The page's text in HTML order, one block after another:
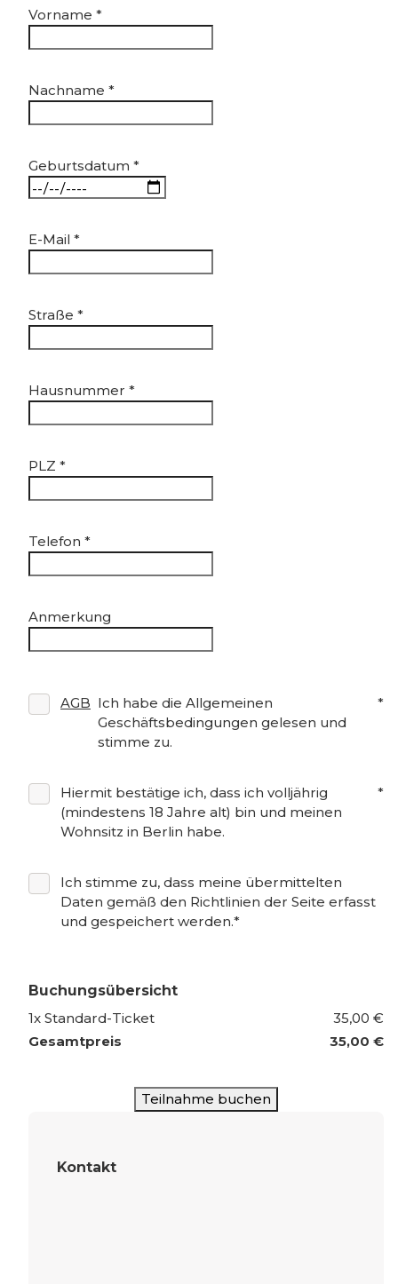
Vorname *
Nachname *
Geburtsdatum *
E-Mail *
Straße *
Hausnummer *
PLZ *
Telefon *
Anmerkung
AGB Ich habe die Allgemeinen
Geschäftsbedingungen gelesen und
stimme zu.
*
Hiermit bestätige ich, dass ich volljährig
(mindestens 18 Jahre alt) bin und meinen
Wohnsitz in Berlin habe.
*
Ich stimme zu, dass meine übermittelten
Daten gemäß den Richtlinien der Seite erfasst
und gespeichert werden.*
Buchungsübersicht
1x Standard-Ticket
35,00 €
Gesamtpreis
35,00 €
Kontakt